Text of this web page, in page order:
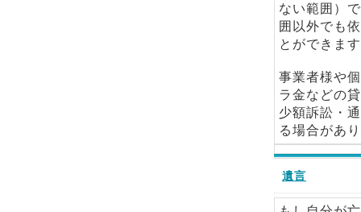
ない範囲）
囲以外でも
とができま
事業者様や
ラ金などの
少額訴訟・
る場合があ
遺言